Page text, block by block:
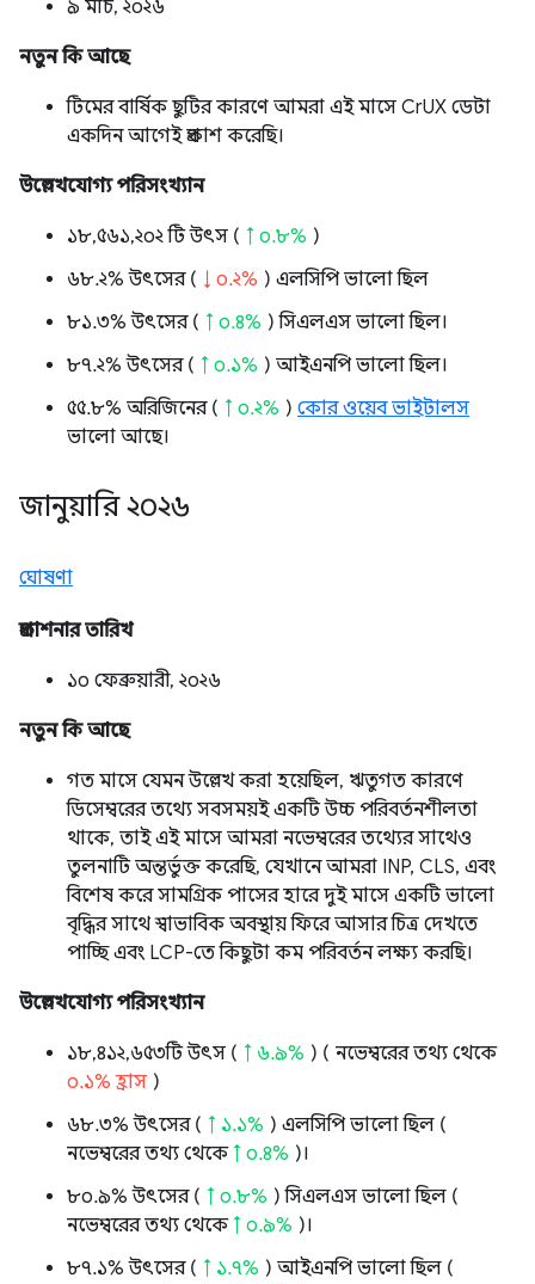
৯ মার্চ, ২০২৬
নতুন কি আছে
টিমের বার্ষিক ছুটির কারণে আমরা এই মাসে CrUX ডেটা
একদিন আগেই প্রকাশ করেছি।
উল্লেখযোগ্য পরিসংখ্যান
১৮,৫৬১,২০২ টি উৎস ( ↑ ০.৮% )
৬৮.২% উৎসের ( ↓ ০.২% ) এলসিপি ভালো ছিল
৮১.৩% উৎসের ( ↑ ০.৪% ) সিএলএস ভালো ছিল।
৮৭.২% উৎসের ( ↑ ০.১% ) আইএনপি ভালো ছিল।
৫৫.৮% অরিজিনের ( ↑ ০.২% ) কোর ওয়েব ভাইটালস
ভালো আছে।
জানুয়ারি ২০২৬
ঘোষণা
প্রকাশনার তারিখ
১০ ফেব্রুয়ারী, ২০২৬
নতুন কি আছে
গত মাসে যেমন উল্লেখ করা হয়েছিল, ঋতুগত কারণে
ডিসেম্বরের তথ্যে সবসময়ই একটি উচ্চ পরিবর্তনশীলতা
থাকে, তাই এই মাসে আমরা নভেম্বরের তথ্যের সাথেও
তুলনাটি অন্তর্ভুক্ত করেছি, যেখানে আমরা INP, CLS, এবং
বিশেষ করে সামগ্রিক পাসের হারে দুই মাসে একটি ভালো
বৃদ্ধির সাথে স্বাভাবিক অবস্থায় ফিরে আসার চিত্র দেখতে
পাচ্ছি এবং LCP-তে কিছুটা কম পরিবর্তন লক্ষ্য করছি।
উল্লেখযোগ্য পরিসংখ্যান
১৮,৪১২,৬৫৩টি উৎস ( ↑ ৬.৯% ) ( নভেম্বরের তথ্য থেকে
০.১% হ্রাস )
৬৮.৩% উৎসের ( ↑ ১.১% ) এলসিপি ভালো ছিল (
নভেম্বরের তথ্য থেকে ↑ ০.৪% )।
৮০.৯% উৎসের ( ↑ ০.৮% ) সিএলএস ভালো ছিল (
নভেম্বরের তথ্য থেকে ↑ ০.৯% )।
৮৭.১% উৎসের ( ↑ ১.৭% ) আইএনপি ভালো ছিল (